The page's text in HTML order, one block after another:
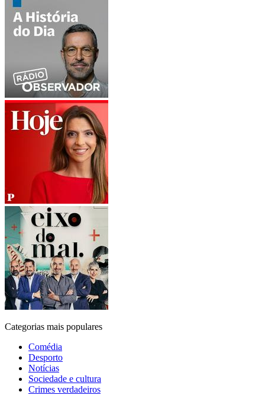
Categorias mais populares
Comédia
Desporto
Notícias
Sociedade e cultura
Crimes verdadeiros